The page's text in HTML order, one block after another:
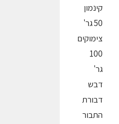
קינמון
50 גר'
צימוקים
100
גר'
דבש
דבורת
התבור